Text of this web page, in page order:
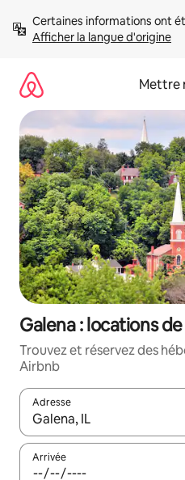
directement
Afficher la langue d'origine
Mettre
Galena : locations
Trouvez et réservez des
Airbnb
Adresse
Lorsque les résultats
Arrivée